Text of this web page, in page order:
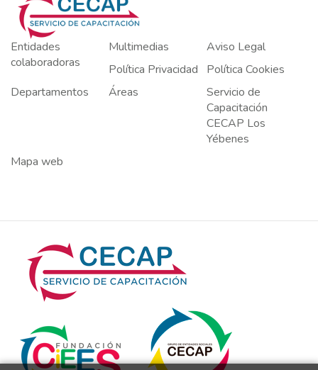
Entidades
colaboradoras
Multimedias
Aviso Legal
Política Privacidad
Política Cookies
Departamentos
Áreas
Servicio de
Capacitación
CECAP Los
Yébenes
Mapa web